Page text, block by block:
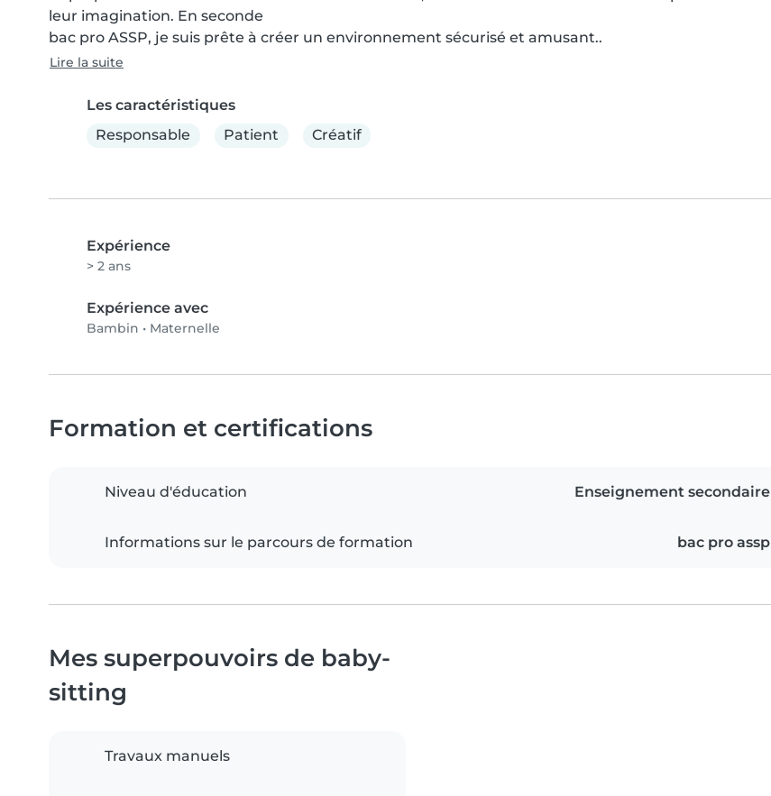
leur imagination. En seconde
bac pro ASSP, je suis prête à créer un environnement sécurisé et amusant..
Lire la suite
Les caractéristiques
Responsable
Patient Créatif
Expérience
> 2 ans
Expérience avec
Bambin • Maternelle
Formation et certifications
Niveau d'éducation Enseignement secondaire
Informations sur le parcours de formation bac pro assp
Mes superpouvoirs de baby-
sitting
Travaux manuels